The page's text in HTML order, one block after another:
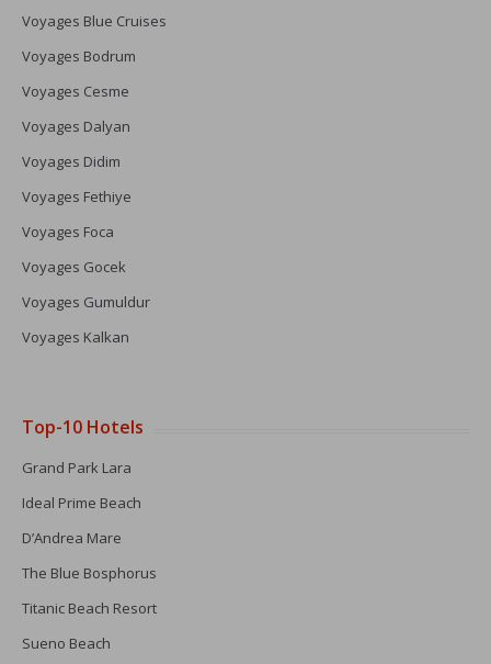
Voyages Blue Cruises
Voyages Bodrum
Voyages Cesme
Voyages Dalyan
Voyages Didim
Voyages Fethiye
Voyages Foca
Voyages Gocek
Voyages Gumuldur
Voyages Kalkan
Top-10 Hotels
Grand Park Lara
Ideal Prime Beach
D’Andrea Mare
The Blue Bosphorus
Titanic Beach Resort
Sueno Beach